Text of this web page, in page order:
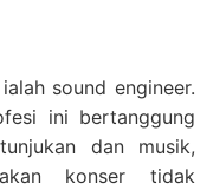
sound engineer.
ini bertanggung
dan musik,
konser tidak